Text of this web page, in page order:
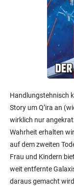
Handlungstehnisch
Story um Q’ira an
wirklich nur
Wahrheit erhalten
auf dem zweiten
Frau und Kindern
weit entfernte
daraus gemacht